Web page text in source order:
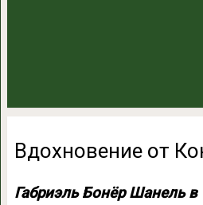
Вдохновение от
Габриэль Бонёр Шанель в